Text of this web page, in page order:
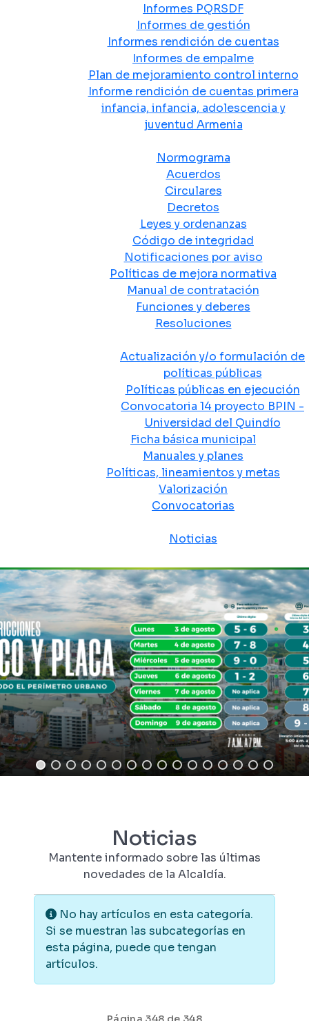
Informes PQRSDF
Informes de gestión
Informes rendición de cuentas
Informes de empalme
Plan de mejoramiento control interno
Informe rendición de cuentas primera
infancia, infancia, adolescencia y
juventud Armenia
Normograma
Acuerdos
Circulares
Decretos
Leyes y ordenanzas
Código de integridad
Notificaciones por aviso
Políticas de mejora normativa
Manual de contratación
Funciones y deberes
Resoluciones
Actualización y/o formulación de
políticas públicas
Políticas públicas en ejecución
Convocatoria 14 proyecto BPIN -
Universidad del Quindío
Ficha básica municipal
Manuales y planes
Políticas, lineamientos y metas
Valorización
Convocatorias
Noticias
Noticias
Mantente informado sobre las últimas
novedades de la Alcaldía.
Información
No hay artículos en esta categoría.
Si se muestran las subcategorías en
esta página, puede que tengan
artículos.